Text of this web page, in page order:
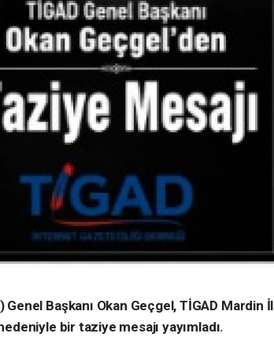
Başkanı Okan Geçgel, TİGAD Mardin İl
bir taziye mesajı yayımladı.